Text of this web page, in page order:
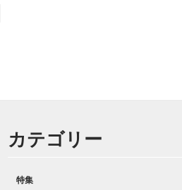
カテゴリー
特集